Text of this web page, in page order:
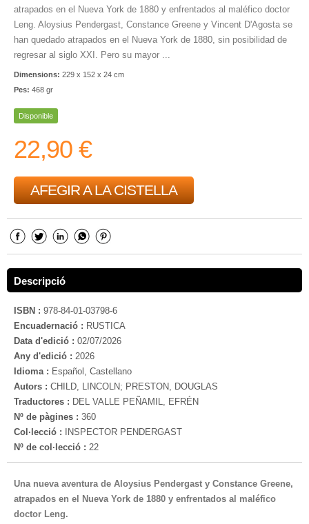
atrapados en el Nueva York de 1880 y enfrentados al maléfico doctor
Leng. Aloysius Pendergast, Constance Greene y Vincent D'Agosta se
han quedado atrapados en el Nueva York de 1880, sin posibilidad de
regresar al siglo XXI. Pero su mayor ...
Dimensions: 229 x 152 x 24 cm
Pes: 468 gr
Disponible
22,90 €
AFEGIR A LA CISTELLA
Descripció
ISBN : 978-84-01-03798-6
Encuadernació : RUSTICA
Data d'edició : 02/07/2026
Any d'edició : 2026
Idioma : Español, Castellano
Autors : CHILD, LINCOLN; PRESTON, DOUGLAS
Traductores : DEL VALLE PEÑAMIL, EFRÉN
Nº de pàgines : 360
Col·lecció :
INSPECTOR PENDERGAST
Nº de col·lecció : 22
Una nueva aventura de Aloysius Pendergast y Constance Greene,
atrapados en el Nueva York de 1880 y enfrentados al maléfico
doctor Leng.